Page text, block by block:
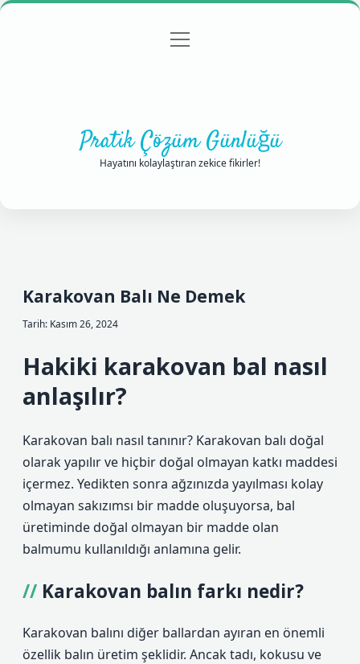
Gizlilik Politikası
menüyü
Pratik Çözüm Günlüğü
Hayatını kolaylaştıran zekice fikirler!
Karakovan Balı Ne Demek
Tarih: Kasım 26, 2024
Hakiki karakovan bal nasıl
anlaşılır?
Karakovan balı nasıl tanınır? Karakovan balı doğal
olarak yapılır ve hiçbir doğal olmayan katkı maddesi
içermez. Yedikten sonra ağzınızda yayılması kolay
olmayan sakızımsı bir madde oluşuyorsa, bal
üretiminde doğal olmayan bir madde olan
balmumu kullanıldığı anlamına gelir.
Karakovan balın farkı nedir?
Karakovan balını diğer ballardan ayıran en önemli
özellik balın üretim şeklidir. Ancak tadı, kokusu ve